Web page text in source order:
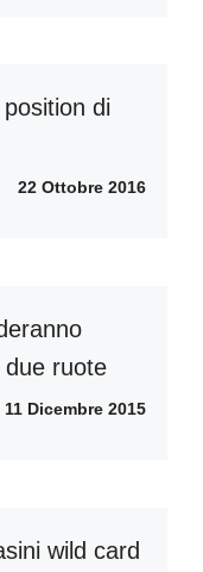
di
22 Ottobre 2016
due ruote
11 Dicembre 2015
wild card